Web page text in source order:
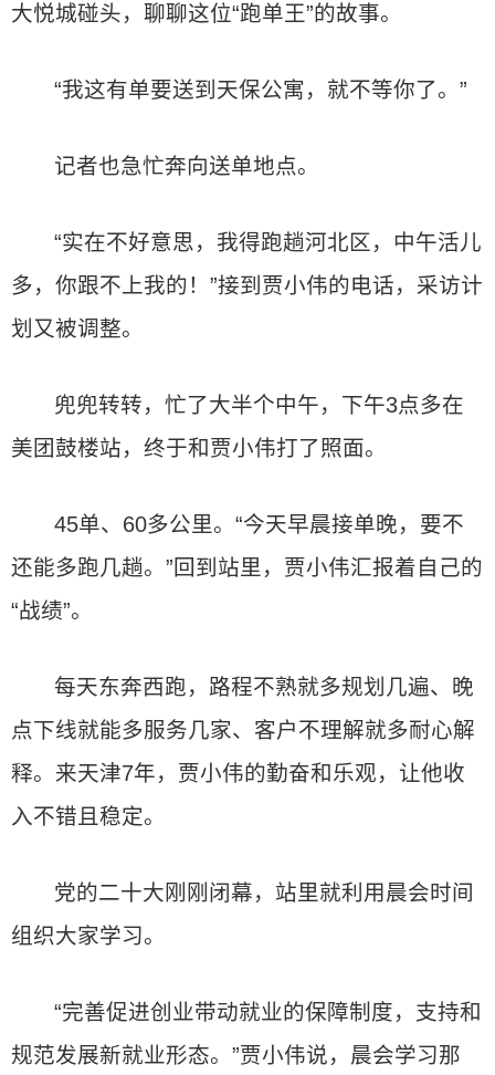
大悦城碰头，聊聊这位“跑单王”的故事。
“我这有单要送到天保公寓，就不等你了。”
记者也急忙奔向送单地点。
“实在不好意思，我得跑趟河北区，中午活儿
多，你跟不上我的！”接到贾小伟的电话，采访计
划又被调整。
兜兜转转，忙了大半个中午，下午3点多在
美团鼓楼站，终于和贾小伟打了照面。
45单、60多公里。“今天早晨接单晚，要不
还能多跑几趟。”回到站里，贾小伟汇报着自己的
“战绩”。
每天东奔西跑，路程不熟就多规划几遍、晚
点下线就能多服务几家、客户不理解就多耐心解
释。来天津7年，贾小伟的勤奋和乐观，让他收
入不错且稳定。
党的二十大刚刚闭幕，站里就利用晨会时间
组织大家学习。
“完善促进创业带动就业的保障制度，支持和
规范发展新就业形态。”贾小伟说，晨会学习那